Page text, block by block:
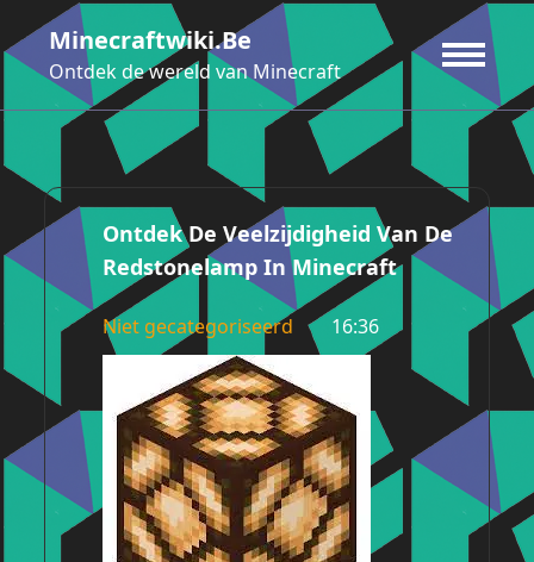
naar
de
inhoud
Minecraftwiki.be
Ontdek de wereld van Minecraft
Ontdek De Veelzijdigheid Van De
Redstonelamp In Minecraft
Niet gecategoriseerd 16:36